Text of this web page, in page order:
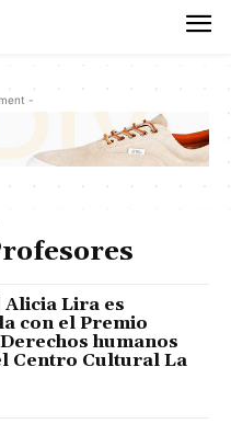
-
Alicia Lira es
con el Premio
humanos
Centro Cultural La